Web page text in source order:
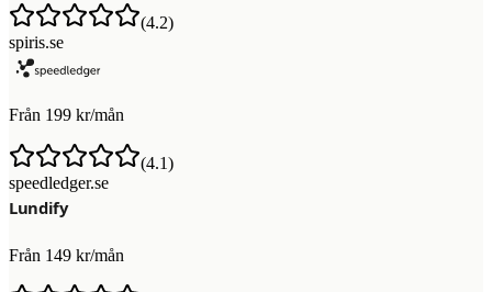
(4.2)
spiris.se
Från 199 kr/mån
(4.1)
speedledger.se
Från 149 kr/mån